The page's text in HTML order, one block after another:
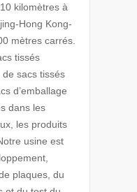
kilomètres à
Hong Kong-
mètres carrés.
tissés
de sacs tissés
d’emballage
dans les
les produits
usine est
plaques, du